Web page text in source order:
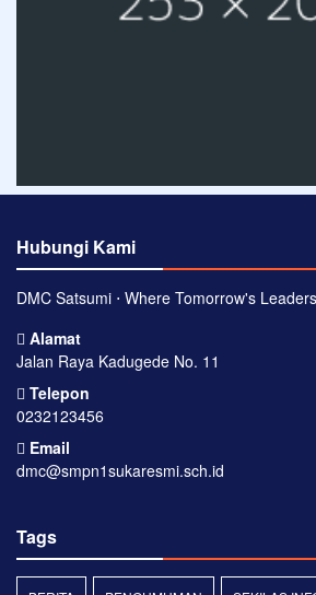
Hubungi Kami
DMC Satsumi ⋅ Where Tomorrow's
Alamat
Jalan Raya Kadugede No. 11
Telepon
0232123456
Email
dmc@smpn1sukaresmi.sch.id
Tags